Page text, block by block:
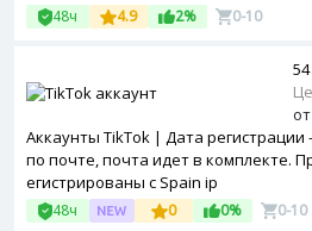
48ч 4.9 2% 0-10
Аккаунты TikTok | Дата
по почте, почта идет в комплекте.
егистрированы с Spain ip
48ч 0 0% 0-10